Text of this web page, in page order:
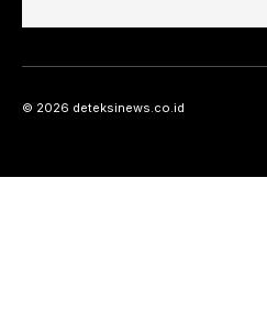
© 2026 deteksinews.co.id